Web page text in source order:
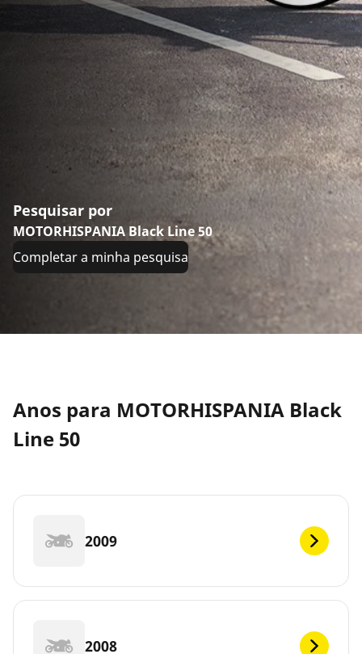
Pesquisar por
MOTORHISPANIA Black Line 50
Completar a minha pesquisa
Anos para MOTORHISPANIA Black
Line 50
2009
2008